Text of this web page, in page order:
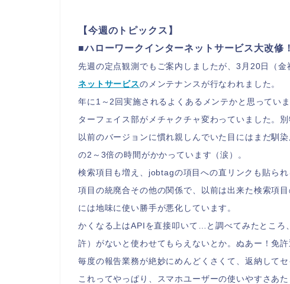
【今週のトピックス】
■ハローワークインターネットサービス大改修！
先週の定点観測でもご案内しましたが、3月20日（金
ネットサービスのメンテナンスが行なわれました。
年に1～2回実施されるよくあるメンテかと思ってい
ターフェイス部がメチャクチャ変わっていました。別
以前のバージョンに慣れ親しんでいた目にはまだ馴
の2～3倍の時間がかかっています（涙）。
検索項目も増え、jobtagの項目への直リンクも貼ら
項目の統廃合その他の関係で、以前は出来た検索項
には地味に使い勝手が悪化しています。
かくなる上はAPIを直接叩いて…と調べてみたところ
許）がないと使わせてもらえないとか。ぬあー！免
毎度の報告業務が絶妙にめんどくさくて、返納して
これってやっぱり、スマホユーザーの使いやすさあ